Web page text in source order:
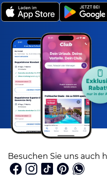
Besuchen Sie uns auch